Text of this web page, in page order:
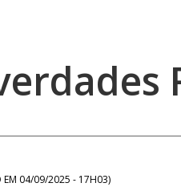
04/09/2025 - 17H03)